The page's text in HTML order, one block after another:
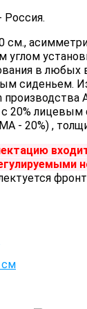
Россия.
см.,
углом
в любых
сиденьем.
производства
20% лицевым
- 20%) ,
см